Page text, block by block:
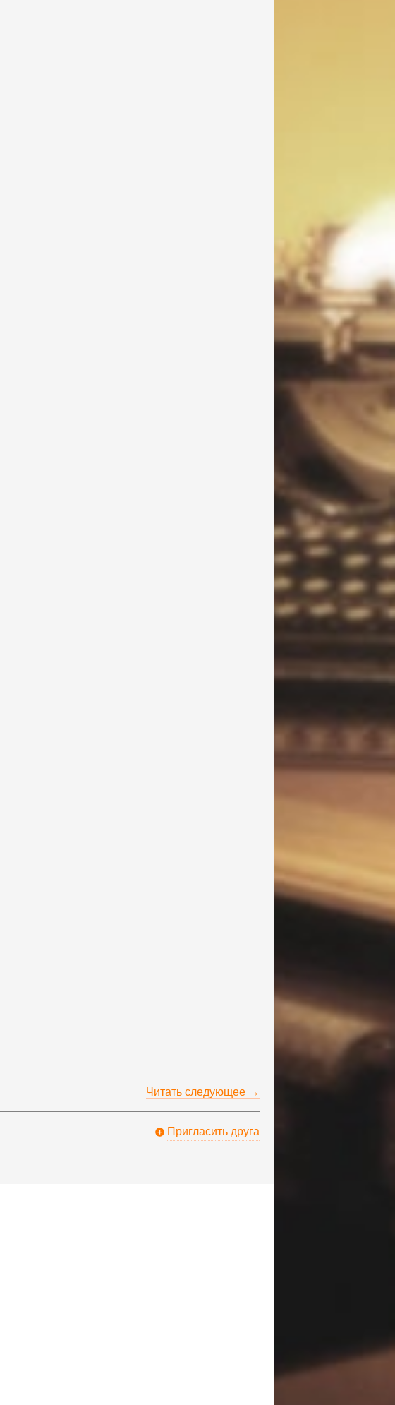
Читать следующее →
Пригласить друга